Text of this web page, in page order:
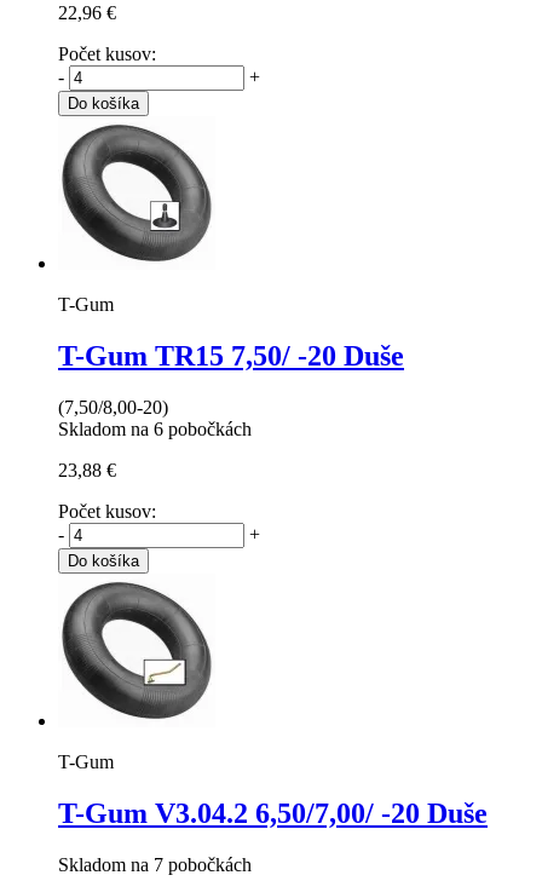
22,96 €
Počet kusov:
-
+
Do košíka
T-Gum
T-Gum TR15 7,50/ -20 Duše
(7,50/8,00-20)
Skladom na 6 pobočkách
23,88 €
Počet kusov:
-
+
Do košíka
T-Gum
T-Gum V3.04.2 6,50/7,00/ -20 Duše
Skladom na 7 pobočkách